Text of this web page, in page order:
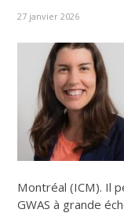
27 janvier 2026
Montréal (ICM). Il
GWAS à grande